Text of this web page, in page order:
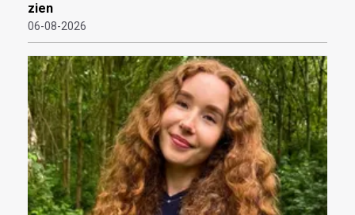
zien
06-08-2026